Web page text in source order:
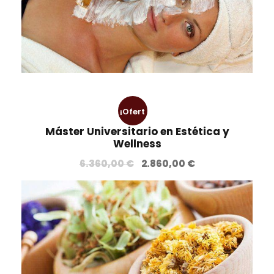
,
0
0
€
€
.
¡Ofert
a!
Máster Universitario en Estética y
Wellness
6.360,00€
E
l
p
r
e
c
i
o
2.860,00 €E
l
p
r
e
c
i
o